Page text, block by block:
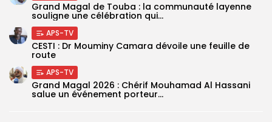
Grand Magal de Touba : la communauté layenne
souligne une célébration qui...
APS-TV
CESTI : Dr Mouminy Camara dévoile une feuille de
route
APS-TV
Grand Magal 2026 : Chérif Mouhamad Al Hassani
salue un événement porteur...